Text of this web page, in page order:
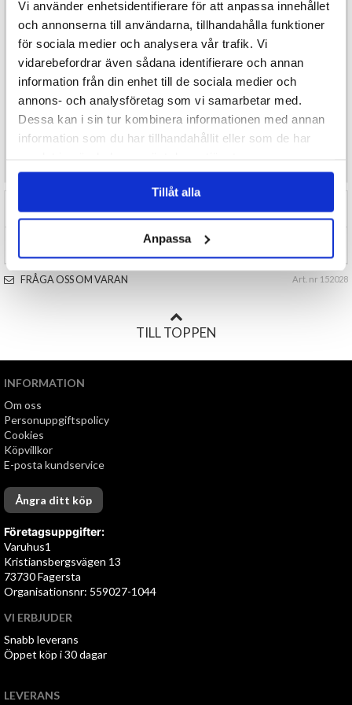
Vi använder enhetsidentifierare för att anpassa innehållet
och annonserna till användarna, tillhandahålla funktioner
för sociala medier och analysera vår trafik. Vi
vidarebefordrar även sådana identifierare och annan
information från din enhet till de sociala medier och
annons- och analysföretag som vi samarbetar med.
Dessa kan i sin tur kombinera informationen med annan
information som du har tillhandahållit eller som de har
Tillåt alla
Anpassa
Ett perfekt kit för dig som vill skapa en kuslig och minnesvärd look
med minimal insats.
Detaljer:
Innehåll: 1 × fejkat blod (26 ml), 1 ark temporära sårtatueringar
Effekt: Skrämmande, realistisk blod- och sårlook
Önskar du som konsument mer produktinformation maila
RECENSIONER (0)
FRÅGA OSS OM VARAN Art. nr 152028
TILL TOPPEN
INFORMATION
Om oss
Personuppgiftspolicy
Cookies
Köpvillkor
E-posta kundservice
Ångra ditt köp
Företagsuppgifter:
Varuhus1
Kristiansbergsvägen 13
73730 Fagersta
Organisationsnr: 559027-1044
VI ERBJUDER
Snabb leverans
Öppet köp i 30 dagar
LEVERANS